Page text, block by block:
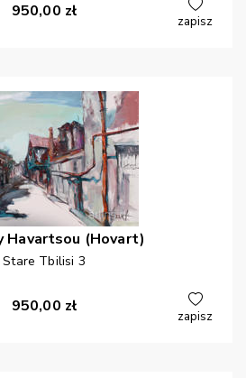
950,00 zł
zapisz
Havartsou (Hovart)
Stare Tbilisi 3
950,00 zł
zapisz